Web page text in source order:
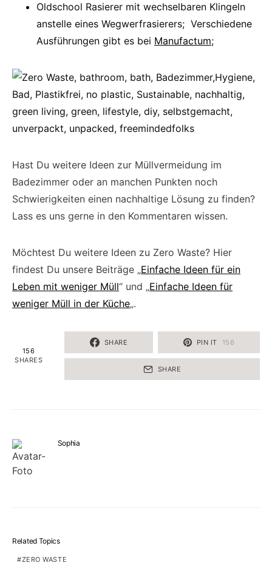
Oldschool Rasierer mit wechselbaren Klingeln
anstelle eines Wegwerfrasierers; Verschiedene
Ausführungen gibt es bei Manufactum;
Hast Du weitere Ideen zur Müllvermeidung im
Badezimmer oder an manchen Punkten noch
Schwierigkeiten einen nachhaltige Lösung zu finden?
Lass es uns gerne in den Kommentaren wissen.
Möchtest Du weitere Ideen zu Zero Waste? Hier
findest Du unsere Beiträge „Einfache Ideen für ein
Leben mit weniger Müll“ und „Einfache Ideen für
weniger Müll in der Küche„.
156
SHARES
SHARE PIN IT 156
SHARE
Sophia
Related Topics
ZERO WASTE